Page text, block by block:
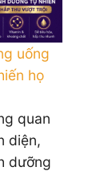
uống
họ
quan
diện,
dưỡng